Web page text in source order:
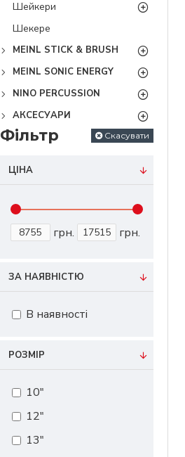
Шейкери
Шекере
MEINL STICK & BRUSH
MEINL SONIC ENERGY
NINO PERCUSSION
АКСЕСУАРИ
Фільтр Скасувати
ЦІНА
грн. грн.
РОЗМІР
10"
12"
13"
ЗА НАЯВНІСТЮ
В наявності